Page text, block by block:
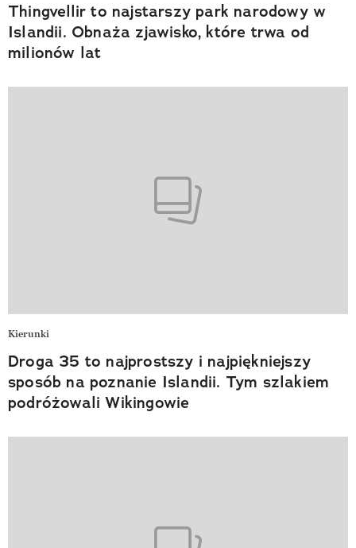
Thingvellir to najstarszy park narodowy w
Islandii. Obnaża zjawisko, które trwa od
milionów lat
Kierunki
Droga 35 to najprostszy i najpiękniejszy
sposób na poznanie Islandii. Tym szlakiem
podróżowali Wikingowie